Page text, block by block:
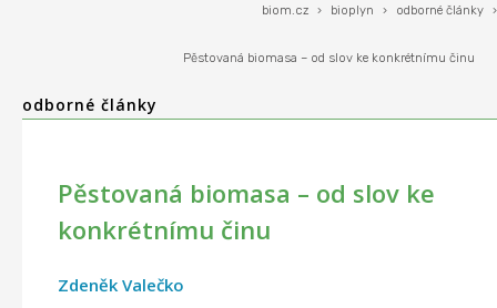
biom.cz › bioplyn › odborné články ›
Pěstovaná biomasa – od slov ke konkrétnímu činu
odborné články
Pěstovaná biomasa – od slov ke
konkrétnímu činu
Zdeněk Valečko